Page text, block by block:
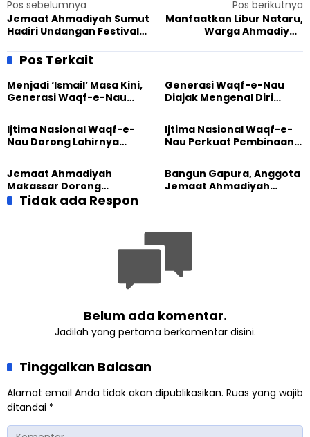
Pos sebelumnya
Jemaat Ahmadiyah Sumut
Hadiri Undangan Festival
Semangat Toleransi
Pos berikutnya
Manfaatkan Libur Nataru,
Warga Ahmadiyah
Darah Massal
Pos Terkait
Menjadi ‘Ismail’ Masa Kini,
Generasi Waqf-e-Nau
Pengabdian
Generasi Waqf-e-Nau
Diajak Mengenal Diri
Dunia
Ijtima Nasional Waqf-e-
Nau Dorong Lahirnya
yang Militan
Ijtima Nasional Waqf-e-
Nau Perkuat Pembinaan
Masa Depan
Jemaat Ahmadiyah
Makassar Dorong
Kesadaran Lingkungan
Lewat Edukasi Ekoteologi
Bangun Gapura, Anggota
Jemaat Ahmadiyah
Tidak ada Respon
Belum ada komentar.
Jadilah yang pertama berkomentar disini.
Tinggalkan Balasan
Alamat email Anda tidak akan dipublikasikan. Ruas yang wajib
ditandai *